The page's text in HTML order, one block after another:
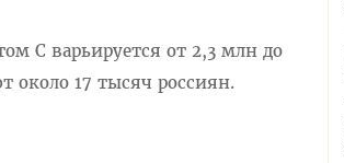
С варьируется от 2,3 млн до
около 17 тысяч россиян.